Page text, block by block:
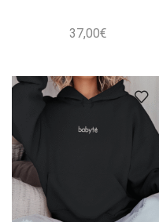
37,00€